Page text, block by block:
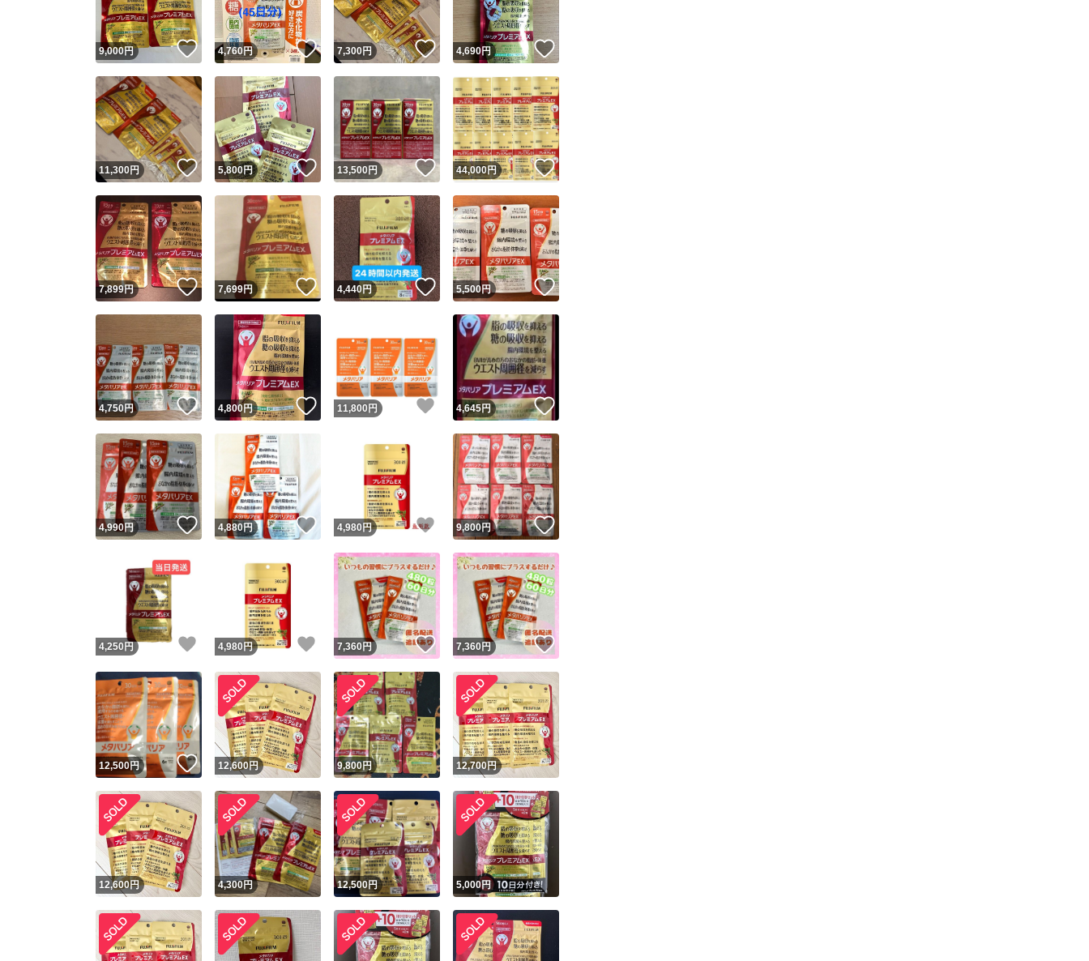
スピード＆安心発送
このユーザーは高頻度で24時間以内＆設定した発送日数内に発送してい
スピード発送 このユーザーは高頻度で24時間以内に発送しています
安心発送 このユーザーは設定した発送日数内に発送しています
9,000円 いいね！
4,760円 いいね！
7,300円 いいね！
4,690円 いいね！
11,300円 いいね！
5,800円 いいね！
13,500円 いいね！
44,000円 いいね！
7,899円 いいね！
7,699円 いいね！
4,440円 いいね！
5,500円 いいね！
4,750円 いいね！
4,800円 いいね！
11,800 円 いいね！
4,645円
4,990円 いいね！
4,880円 いいね！
4,980 円 いいね！
9,800円 いいね！
4,250 円 いいね！
4,980 円 いいね！
7,360 円 いいね！
7,360 円
12,500円 いいね！
12,600円 9,800円 12,700円
12,600円 4,300円 12,500円 5,000円